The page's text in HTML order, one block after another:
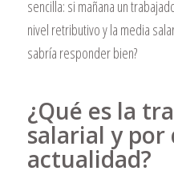
sencilla: si mañana un
nivel retributivo y la media
sabría responder bien?
¿Qué es la
salarial y por
actualidad?